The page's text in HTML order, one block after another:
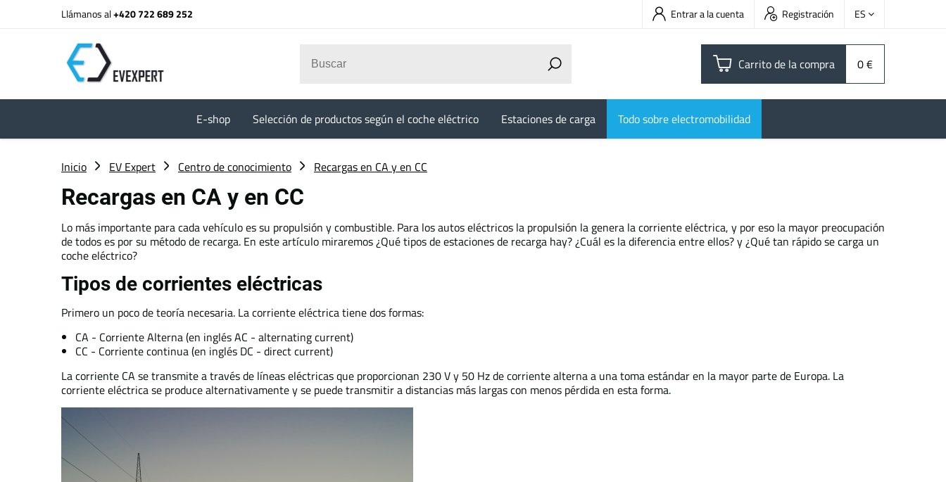
Llámanos al+420 722 689 252 Entrar a la cuenta Registración ES
Carrito de la compra 0 €
E-shop Selección de productos según el coche eléctrico Estaciones de carga Todo sobre electromobilidad
Inicio EV Expert Centro de conocimiento Recargas en CA y en CC
Recargas en CA y en CC
Lo más importante para cada vehículo es su propulsión y combustible. Para los autos eléctricos la propulsión la genera la corriente eléctrica, y por eso la mayor preocupación
de todos es por su método de recarga. En este artículo miraremos ¿Qué tipos de estaciones de recarga hay? ¿Cuál es la diferencia entre ellos? y ¿Qué tan rápido se carga un
coche eléctrico?
Tipos de corrientes eléctricas
Primero un poco de teoría necesaria. La corriente eléctrica tiene dos formas:
CA - Corriente Alterna (en inglés AC - alternating current)
CC - Corriente continua (en inglés DC - direct current)
La corriente CA se transmite a través de líneas eléctricas que proporcionan 230 V y 50 Hz de corriente alterna a una toma estándar en la mayor parte de Europa. La
corriente eléctrica se produce alternativamente y se puede transmitir a distancias más largas con menos pérdida en esta forma.